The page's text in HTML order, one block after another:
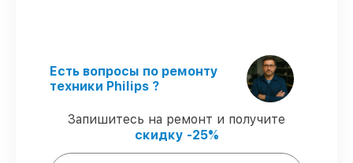
Работаем строго в установленных
заранее временных рамках– ремонт
телевизоров Philips в оговоренные сроки.
– на все
виды работ и комплектующие для
телевизоров Philips предоставляется
Есть вопросы по ремонту
техники Philips ?
Запишитесь на ремонт и получите
скидку -25%